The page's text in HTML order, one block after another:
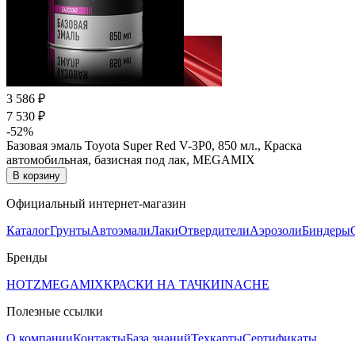
3 586 ₽
7 530 ₽
-52%
Базовая эмаль Toyota Super Red V-3P0, 850 мл., Краска
автомобильная, базисная под лак, MEGAMIX
В корзину
Официальный интернет-магазин
КаталогГрунтыАвтоэмалиЛакиОтвердителиАэрозолиБиндеры
Бренды
HOTZMEGAMIXКРАСКИ НА ТАЧКИINACHE
Полезные ссылки